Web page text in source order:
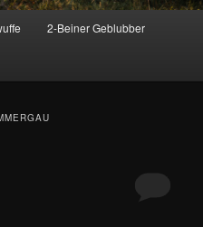
2-Beiner Geblubber